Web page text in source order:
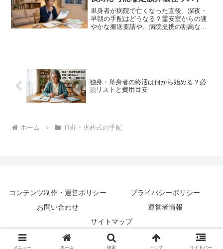
単身者が病院で亡くなった直後、深夜・
早朝の手配はどうなる？霊安室からの速
やかな搬送要請や、病院提携の割高な葬
独身・単身者の終活は何から始める？必
須リストと費用目安
ホーム 直葬・火葬式の手配
コンテンツ制作・運営ポリシー
プライバシーポリシー
お問い合わせ
運営者情報
サイトマップ
© 2026 おひとりさま直葬ガイド.
メニュー ホーム 検索 トップ サイドバー